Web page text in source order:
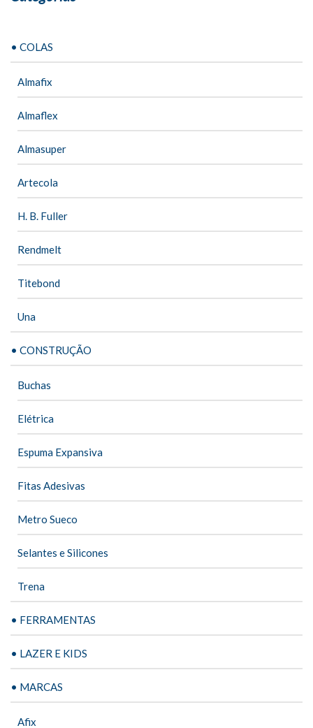
• COLAS
Almafix
Almaflex
Almasuper
Artecola
H. B. Fuller
Rendmelt
Titebond
Una
• CONSTRUÇÃO
Buchas
Elétrica
Espuma Expansiva
Fitas Adesivas
Metro Sueco
Selantes e Silicones
Trena
• FERRAMENTAS
• LAZER E KIDS
• MARCAS
Afix